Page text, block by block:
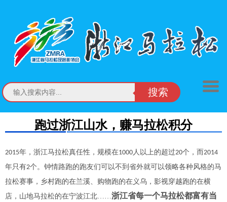
搜索
跑过浙江山水，赚马拉松积分
2015年，浙江马拉松真任性，规模在1000 人以上的超过20个，而2014
年只有2个。钟情路跑的跑友们可以不到省外就可以领略各种风格的马
拉松赛事，乡村跑的在兰溪、购物跑的在义乌，影视穿越跑的在横
店，山地马拉松的在宁波江北…… 浙江省每一个马拉松都富有当